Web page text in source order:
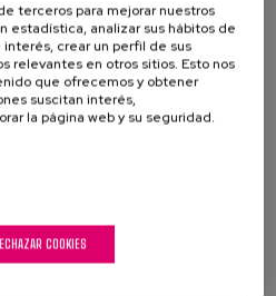
no dude en contactar con
terceros para mejorar nuestros
estadística, analizar sus hábitos de
crear un perfil de sus
relevantes en otros sitios. Esto nos
que ofrecemos y obtener
suscitan interés,
la página web y su seguridad.
COOKIES